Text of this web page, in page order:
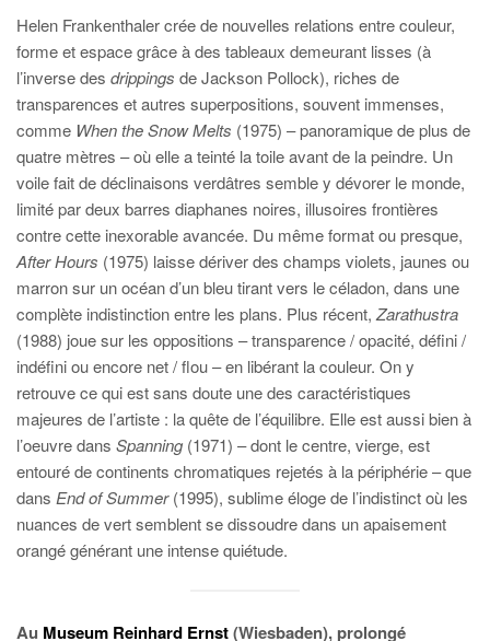
Helen Frankenthaler crée de nouvelles relations entre couleur,
forme et espace grâce à des tableaux demeurant lisses (à
l’inverse des drippings de Jackson Pollock), riches de
transparences et autres superpositions, souvent immenses,
comme When the Snow Melts (1975) – panoramique de plus de
quatre mètres – où elle a teinté la toile avant de la peindre. Un
voile fait de déclinaisons verdâtres semble y dévorer le monde,
limité par deux barres diaphanes noires, illusoires frontières
contre cette inexorable avancée. Du même format ou presque,
After Hours (1975) laisse dériver des champs violets, jaunes ou
marron sur un océan d’un bleu tirant vers le céladon, dans une
complète indistinction entre les plans. Plus récent, Zarathustra
(1988) joue sur les oppositions – transparence / opacité, défini /
indéfini ou encore net / flou – en libérant la couleur. On y
retrouve ce qui est sans doute une des caractéristiques
majeures de l’artiste : la quête de l’équilibre. Elle est aussi bien à
l’oeuvre dans Spanning (1971) – dont le centre, vierge, est
entouré de continents chromatiques rejetés à la périphérie – que
dans End of Summer(1995), sublime éloge de l’indistinct où les
nuances de vert semblent se dissoudre dans un apaisement
orangé générant une intense quiétude.
Au Museum Reinhard Ernst(Wiesbaden), prolongé